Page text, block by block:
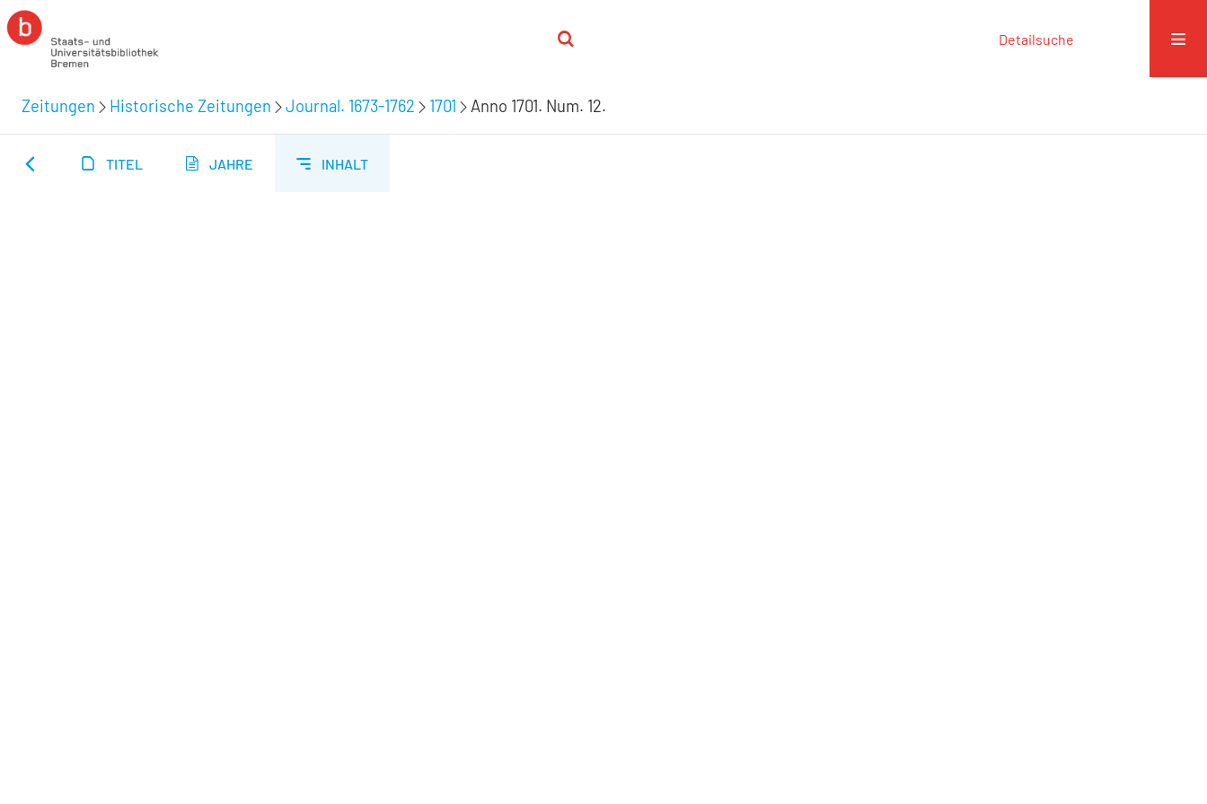
Detailsuche
Zeitungen Historische Zeitungen Journal. 1673-1762 1701 Anno 1701. Num. 12.
TITEL JAHRE INHALT